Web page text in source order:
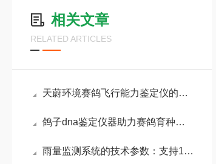
相关文章
RELATED ARTICLES
天蔚环境赛鸽飞行能力鉴定仪的核心功能有多强？功能差距一目了然
鸽子dna鉴定仪器助力赛鸽育种项目：可优化配对策略，提升后代竞翔性能
雨量监测系统的技术参数：支持1秒/次的采样频率，精准记录降雨强度突变